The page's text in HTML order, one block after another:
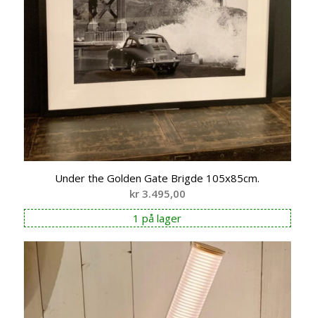
Under the Golden Gate Brigde 105x85cm.
kr3.495,00
1 på lager